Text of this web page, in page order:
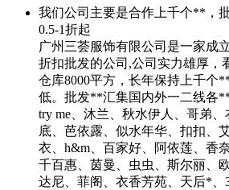
我们公司主要是合作上千个**，
0.5-1折起
广州三荟服饰有限公司是一家成
折扣批发的公司,公司实力雄厚，
仓库8000平方，长年保持上千个
低。批发**汇集国内外一二线各
try me、沐兰、秋水伊人、哥弟
底、芭依露、似水年华、扣扣、
衣、h&m、百家好、阿依莲、香
千百惠、茵曼、虫虫、斯尔丽、
达尼、菲阁、衣香芳苑、天后*、